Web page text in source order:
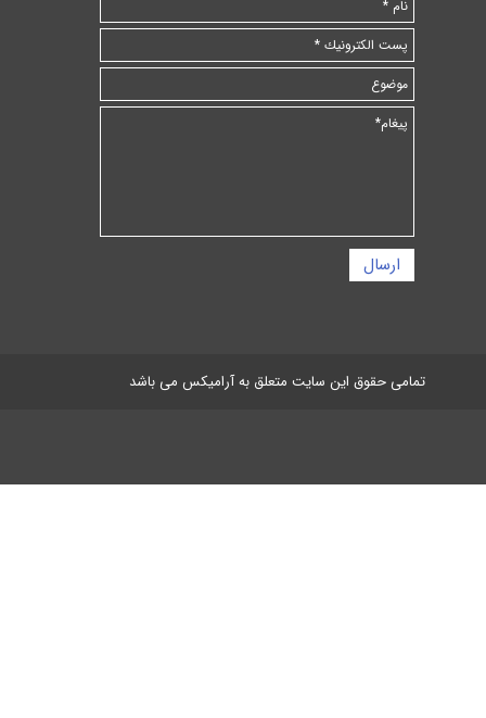
ارسال
تمامی حقوق این سایت متعلق به آرامیکس می باشد